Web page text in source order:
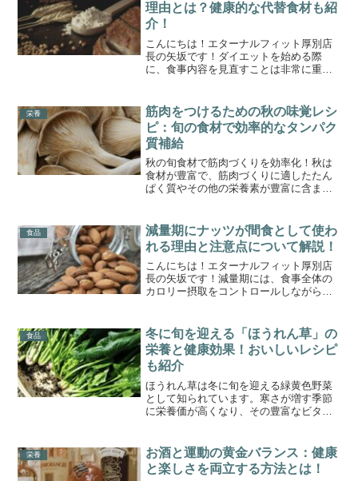
理由とは？健康的な代替食材も紹
介！
こんにちは！エターナルフィット厚別店
長の矢坂です！ダイエットを始める際
に、食事内容を見直すことは非常に重要
キーなど、私たちの食卓に欠かせない小
麦製品ですが、ダイエット中に...
栄養
筋肉をつけるための秋の味覚レシ
ピ：旬の食材で効率的なタンパク
質補給
秋の旬食材で筋肉づくりを効率化！秋は
食材が豊富で、筋肉づくりに適したたん
ぱく質やその他の栄養素が豊富に含まれ
の味覚を上手に活用することで、トレー
ニングの成果を最大限に引...
食品
減量期にナッツが間食として使わ
れる理由と注意点について解説！
こんにちは！エターナルフィット厚別店
長の矢坂です！減量期には、食事全体の
カロリー摂取をコントロールしながら、
んな中で、ナッツは優れた栄養価と満腹
感を提供するため、減量中...
食品
冬に旬を迎える「ほうれん草」の
栄養と健康効果！おいしいレシピ
も紹介
ほうれん草は冬に旬を迎える緑黄色野菜
として知られています。寒さが増す季節
に栄養価が高くなり、その豊富なビタミ
は、そんなほうれん草の栄養素や健康効
果、そして手軽に作れるレ...
栄養
お酒と運動の黄金バランス：健康
と楽しさを両立する方法とは！